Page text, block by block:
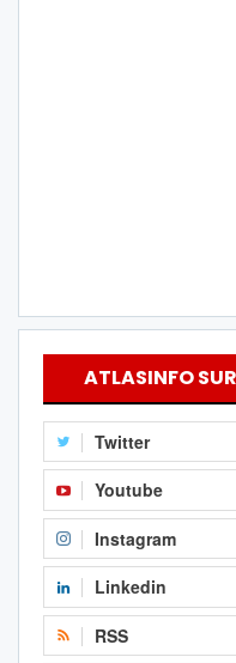
ATLASINFO
Twitter
Youtube
Instagram
Linkedin
RSS